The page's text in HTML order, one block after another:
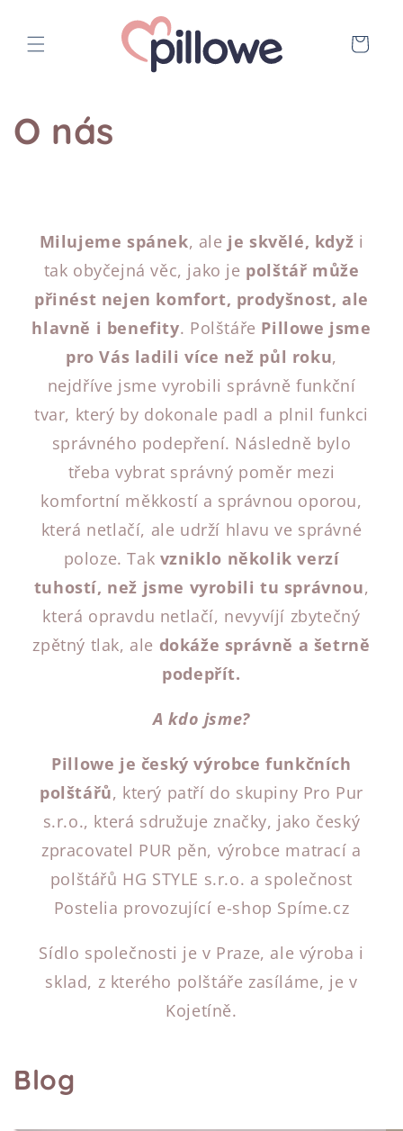
Košík
O nás
Milujeme spánek, ale je skvělé, když i
tak obyčejná věc, jako je polštář může
přinést nejen komfort, prodyšnost, ale
hlavně i benefity. Polštáře Pillowe jsme
pro Vás ladili více než půl roku,
nejdříve jsme vyrobili správně funkční
tvar, který by dokonale padl a plnil funkci
správného podepření. Následně bylo
třeba vybrat správný poměr mezi
komfortní měkkostí a správnou oporou,
která netlačí, ale udrží hlavu ve správné
poloze. Tak vzniklo několik verzí
tuhostí, než jsme vyrobili tu správnou,
která opravdu netlačí, nevyvíjí zbytečný
zpětný tlak, ale dokáže správně a šetrně
podepřít.
A kdo jsme?
Pillowe je český výrobce funkčních
polštářů, který patří do skupiny Pro Pur
s.r.o., která sdružuje značky, jako český
zpracovatel PUR pěn, výrobce matrací a
polštářů HG STYLE s.r.o. a společnost
Postelia provozující e-shop Spíme.cz
Sídlo společnosti je v Praze, ale výroba i
sklad, z kterého polštáře zasíláme, je v
Kojetíně.
Blog